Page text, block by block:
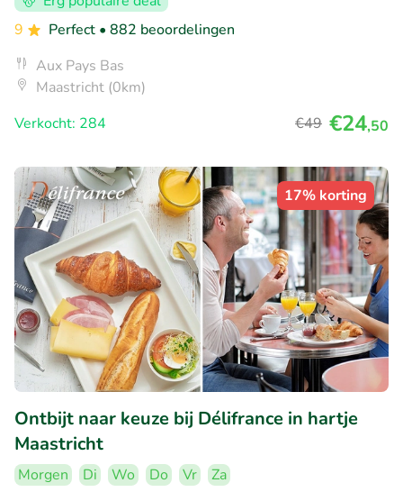
9
Perfect • 882 beoordelingen
Aux Pays Bas
Maastricht (0km)
Verkocht: 284
€49 €24,50
17% korting
Ontbijt naar keuze bij Délifrance in hartje
Maastricht
Morgen Di Wo Do Vr Za